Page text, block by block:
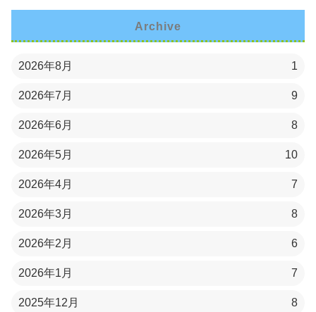
Archive
2026年8月 1
2026年7月 9
2026年6月 8
2026年5月 10
2026年4月 7
2026年3月 8
2026年2月 6
2026年1月 7
2025年12月 8